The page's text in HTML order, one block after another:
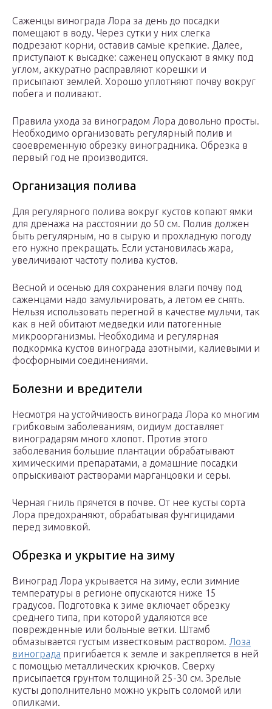
Саженцы винограда Лора за день до посадки
помещают в воду. Через сутки у них слегка
подрезают корни, оставив самые крепкие. Далее,
приступают к высадке: саженец опускают в ямку под
углом, аккуратно расправляют корешки и
присыпают землей. Хорошо уплотняют почву вокруг
побега и поливают.
Правила ухода за виноградом Лора довольно просты.
Необходимо организовать регулярный полив и
своевременную обрезку виноградника. Обрезка в
первый год не производится.
Организация полива
Для регулярного полива вокруг кустов копают ямки
для дренажа на расстоянии до 50 см. Полив должен
быть регулярным, но в сырую и прохладную погоду
его нужно прекращать. Если установилась жара,
увеличивают частоту полива кустов.
Весной и осенью для сохранения влаги почву под
саженцами надо замульчировать, а летом ее снять.
Нельзя использовать перегной в качестве мульчи, так
как в ней обитают медведки или патогенные
микроорганизмы. Необходима и регулярная
подкормка кустов винограда азотными, калиевыми и
фосфорными соединениями.
Болезни и вредители
Несмотря на устойчивость винограда Лора ко многим
грибковым заболеваниям, оидиум доставляет
виноградарям много хлопот. Против этого
заболевания большие плантации обрабатывают
химическими препаратами, а домашние посадки
опрыскивают растворами марганцовки и серы.
Черная гниль прячется в почве. От нее кусты сорта
Лора предохраняют, обрабатывая фунгицидами
перед зимовкой.
Обрезка и укрытие на зиму
Виноград Лора укрывается на зиму, если зимние
температуры в регионе опускаются ниже 15
градусов. Подготовка к зиме включает обрезку
среднего типа, при которой удаляются все
поврежденные или больные ветки. Штамб
обмазывается густым известковым раствором. Лоза
винограда пригибается к земле и закрепляется в ней
с помощью металлических крючков. Сверху
присыпается грунтом толщиной 25-30 см. Зрелые
кусты дополнительно можно укрыть соломой или
опилками.